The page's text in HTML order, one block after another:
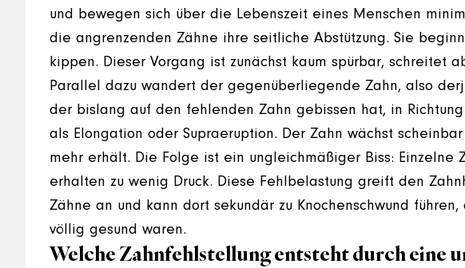
und bewegen sich über die Lebenszeit eines Menschen
die angrenzenden Zähne ihre seitliche Abstützung. Sie
kippen. Dieser Vorgang ist zunächst kaum spürbar, schreitet
Parallel dazu wandert der gegenüberliegende Zahn, also
der bislang auf den fehlenden Zahn gebissen hat, in
als Elongation oder Supraeruption. Der Zahn wächst
mehr erhält. Die Folge ist ein ungleichmäßiger Biss: Einzelne
erhalten zu wenig Druck. Diese Fehlbelastung greift den
Zähne an und kann dort sekundär zu Knochenschwund
völlig gesund waren.
Welche Zahnfehlstellung entsteht durch eine